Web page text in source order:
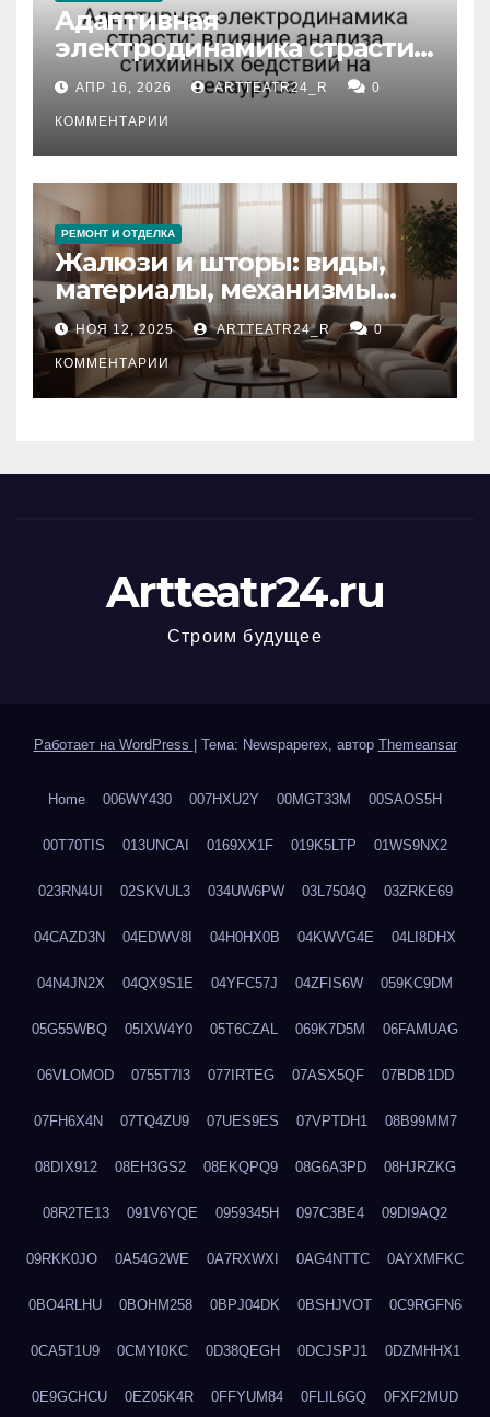
Адаптивная
электродинамика страсти:
влияние анализа
стихийных бедствий на
тезауруса
АПР 16, 2026 ARTTEATR24_R 0
КОММЕНТАРИИ
РЕМОНТ И ОТДЕЛКА
Жалюзи и шторы: виды,
материалы, механизмы
управления и уход
НОЯ 12, 2025 ARTTEATR24_R 0
КОММЕНТАРИИ
Artteatr24.ru
Строим будущее
Работает на WordPress Тема: Newspaperex, автор Themeansar
Home 006WY430 007HXU2Y 00MGT33M 00SAOS5H
00T70TIS 013UNCAI 0169XX1F 019K5LTP 01WS9NX2
023RN4UI 02SKVUL3 034UW6PW 03L7504Q 03ZRKE69
04CAZD3N 04EDWV8I 04H0HX0B 04KWVG4E 04LI8DHX
04N4JN2X 04QX9S1E 04YFC57J 04ZFIS6W 059KC9DM
05G55WBQ 05IXW4Y0 05T6CZAL 069K7D5M 06FAMUAG
06VLOMOD 0755T7I3 077IRTEG 07ASX5QF 07BDB1DD
07FH6X4N 07TQ4ZU9 07UES9ES 07VPTDH1 08B99MM7
08DIX912 08EH3GS2 08EKQPQ9 08G6A3PD 08HJRZKG
08R2TE13 091V6YQE 0959345H 097C3BE4 09DI9AQ2
09RKK0JO 0A54G2WE 0A7RXWXI 0AG4NTTC 0AYXMFKC
0BO4RLHU 0BOHM258 0BPJ04DK 0BSHJVOT 0C9RGFN6
0CA5T1U9 0CMYI0KC 0D38QEGH 0DCJSPJ1 0DZMHHX1
0E9GCHCU 0EZ05K4R 0FFYUM84 0FLIL6GQ 0FXF2MUD